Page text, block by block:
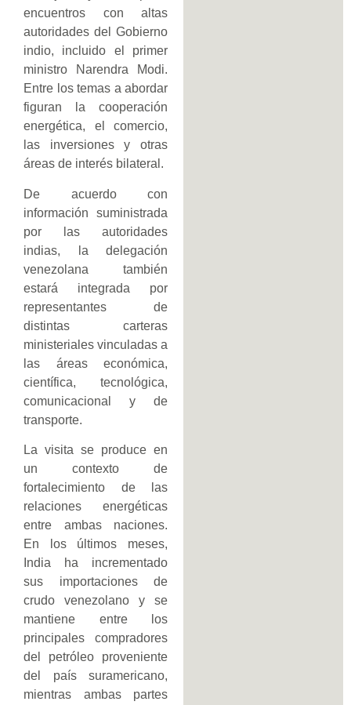
encuentros con altas
autoridades del Gobierno
indio, incluido el primer
ministro Narendra Modi.
Entre los temas a abordar
figuran la cooperación
energética, el comercio,
las inversiones y otras
áreas de interés bilateral.
De acuerdo con
información suministrada
por las autoridades
indias, la delegación
venezolana también
estará integrada por
representantes de
distintas carteras
ministeriales vinculadas a
las áreas económica,
científica, tecnológica,
comunicacional y de
transporte.
La visita se produce en
un contexto de
fortalecimiento de las
relaciones energéticas
entre ambas naciones.
En los últimos meses,
India ha incrementado
sus importaciones de
crudo venezolano y se
mantiene entre los
principales compradores
del petróleo proveniente
del país suramericano,
mientras ambas partes